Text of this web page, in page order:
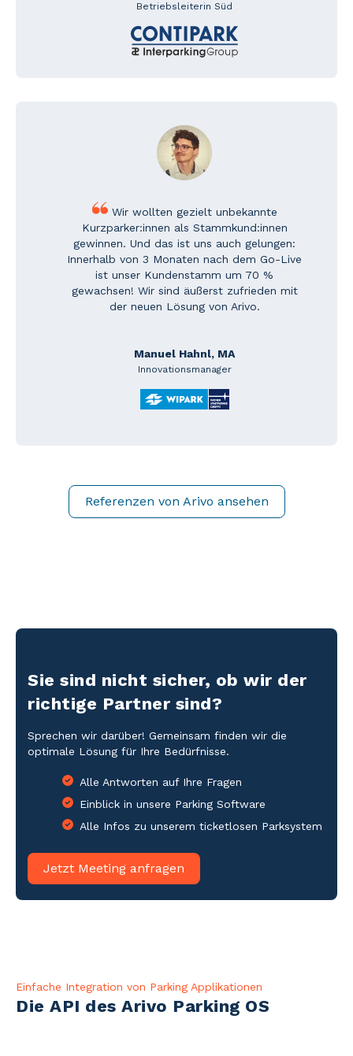
Betriebsleiterin Süd
Wir wollten gezielt unbekannte
Kurzparker:innen als Stammkund:innen
gewinnen. Und das ist uns auch gelungen:
Innerhalb von 3 Monaten nach dem Go-Live
ist unser Kundenstamm um 70 %
gewachsen! Wir sind äußerst zufrieden mit
der neuen Lösung von Arivo.
Manuel Hahnl, MA
Innovationsmanager
Referenzen von Arivo ansehen
Sie sind nicht sicher, ob wir der
richtige Partner sind?
Sprechen wir darüber! Gemeinsam finden wir die
optimale Lösung für Ihre Bedürfnisse.
Alle Antworten auf Ihre Fragen
Einblick in unsere Parking Software
Alle Infos zu unserem ticketlosen Parksystem
Jetzt Meeting anfragen
Einfache Integration von Parking Applikationen
Die API des Arivo Parking OS